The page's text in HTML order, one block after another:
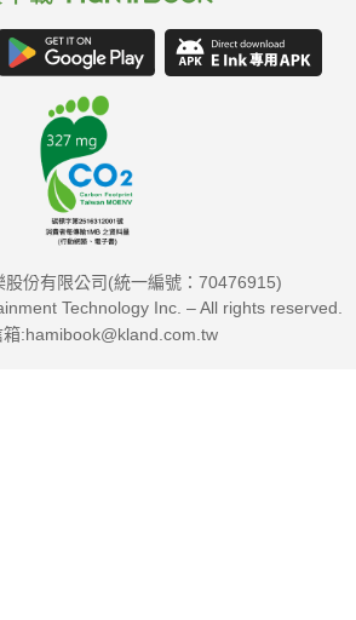
股份有限公司(統一編號：70476915)
Technology Inc. – All rights reserved.
箱:hamibook@kland.com.tw